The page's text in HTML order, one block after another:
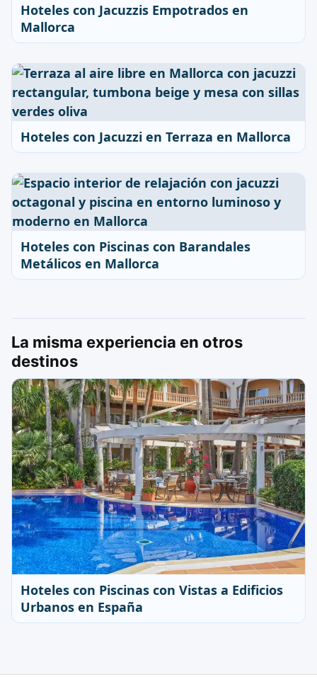
Hoteles con Jacuzzis Empotrados en
Mallorca
Hoteles con Jacuzzi en Terraza en Mallorca
Hoteles con Piscinas con Barandales
Metálicos en Mallorca
La misma experiencia en otros
destinos
Hoteles con Piscinas con Vistas a Edificios
Urbanos en España